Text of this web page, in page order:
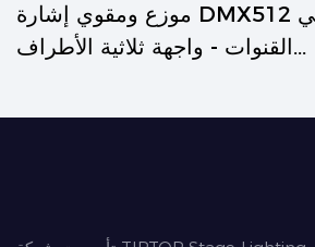
موزع ومقوي إشارة DMX512 رباعي
القنوات - واجهة ثلاثية الأطراف
والنوادي الليلية، ومعدات